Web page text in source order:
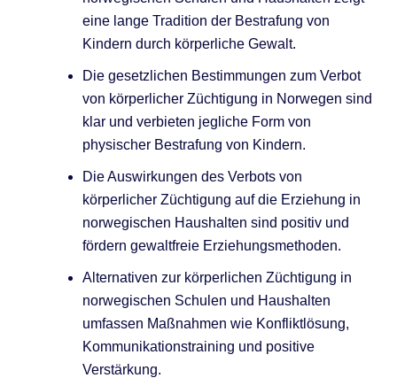
eine lange Tradition der Bestrafung von
Kindern durch körperliche Gewalt.
Die gesetzlichen Bestimmungen zum Verbot
von körperlicher Züchtigung in Norwegen sind
klar und verbieten jegliche Form von
physischer Bestrafung von Kindern.
Die Auswirkungen des Verbots von
körperlicher Züchtigung auf die Erziehung in
norwegischen Haushalten sind positiv und
fördern gewaltfreie Erziehungsmethoden.
Alternativen zur körperlichen Züchtigung in
norwegischen Schulen und Haushalten
umfassen Maßnahmen wie Konfliktlösung,
Kommunikationstraining und positive
Verstärkung.